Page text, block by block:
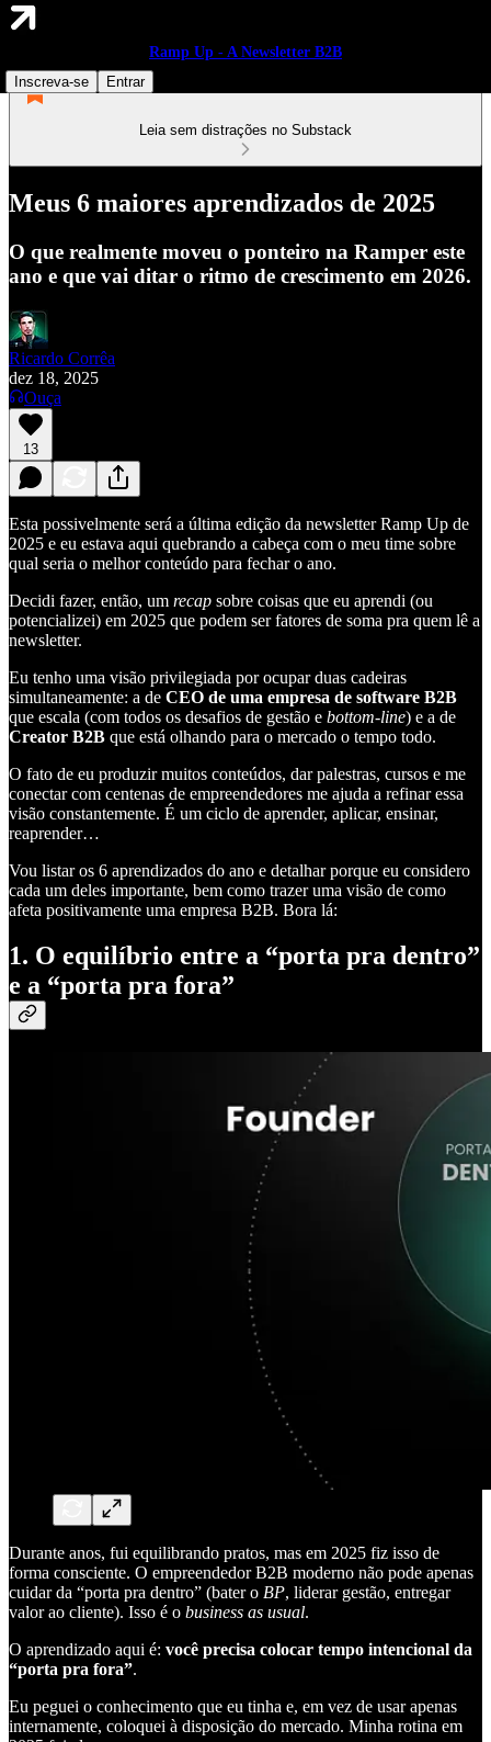
Ramp Up - A Newsletter B2B
Inscreva-se
Entrar
Leia sem distrações no Substack
Meus 6 maiores aprendizados de 2025
O que realmente moveu o ponteiro na Ramper este
ano e que vai ditar o ritmo de crescimento em 2026.
Ricardo Corrêa
dez 18, 2025
Ouça
13
Esta possivelmente será a última edição da newsletter Ramp Up de
2025 e eu estava aqui quebrando a cabeça com o meu time sobre
qual seria o melhor conteúdo para fechar o ano.
Decidi fazer, então, um recap sobre coisas que eu aprendi (ou
potencializei) em 2025 que podem ser fatores de soma pra quem lê a
newsletter.
Eu tenho uma visão privilegiada por ocupar duas cadeiras
simultaneamente: a de CEO de uma empresa de software B2B
que escala (com todos os desafios de gestão e bottom-line) e a de
Creator B2B que está olhando para o mercado o tempo todo.
O fato de eu produzir muitos conteúdos, dar palestras, cursos e me
conectar com centenas de empreendedores me ajuda a refinar essa
visão constantemente. É um ciclo de aprender, aplicar, ensinar,
reaprender…
Vou listar os 6 aprendizados do ano e detalhar porque eu considero
cada um deles importante, bem como trazer uma visão de como
afeta positivamente uma empresa B2B. Bora lá:
1. O equilíbrio entre a “porta pra dentro”
e a “porta pra fora”
Durante anos, fui equilibrando pratos, mas em 2025 fiz isso de
forma consciente. O empreendedor B2B moderno não pode apenas
cuidar da “porta pra dentro” (bater o BP, liderar gestão, entregar
valor ao cliente). Isso é o business as usual.
O aprendizado aqui é: você precisa colocar tempo intencional da
“porta pra fora”.
Eu peguei o conhecimento que eu tinha e, em vez de usar apenas
internamente, coloquei à disposição do mercado. Minha rotina em